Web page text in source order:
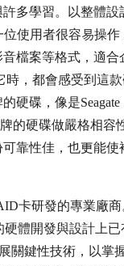
多學習。以整體
使用者很容易操
檔案等格式，適合
，都會感受到這
碟，像是Seagate
的硬碟做嚴格相容
靠性佳，也更能使
卡研發的專業廠商
體開發與設計上
關鍵性技術，以掌